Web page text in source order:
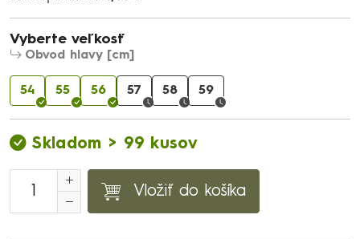
Vyberte veľkosť
Obvod hlavy [cm]
54 55 56 57 58 59
Skladom > 99 kusov
Vložiť do košíka